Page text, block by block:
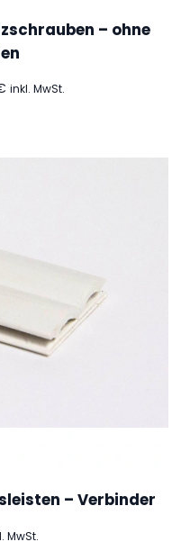
– ohne
Preisspanne:
inkl. MwSt.
– Verbinder
MwSt.